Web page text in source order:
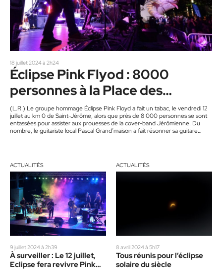
18 juillet 2024 à 2h24
Éclipse Pink Flyod : 8000
personnes à la Place des
Festivités
(L.R.) Le groupe hommage Éclipse Pink Floyd a fait un tabac, le vendredi 12
juillet au km 0 de Saint-Jérôme, alors que près de 8 000 personnes se sont
entassées pour assister aux prouesses de la cover-band Jérômienne. Du
nombre, le guitariste local Pascal Grand’maison a fait résonner sa guitare
ACTUALITÉS
9 juillet 2024 à 2h39
À surveiller : Le 12 juillet,
Eclipse fera revivre Pink
ACTUALITÉS
8 avril 2024 à 5h17
Tous réunis pour l’éclipse
solaire du siècle